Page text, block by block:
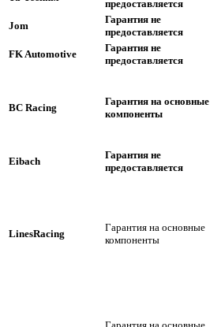
предоставляется
Jom
Гарантия не
предоставляется
FK Automotive
Гарантия не
предоставляется
BC Racing
Гарантия на основные
компоненты
Eibach
Гарантия не
предоставляется
LinesRacing
Гарантия на основные
компоненты